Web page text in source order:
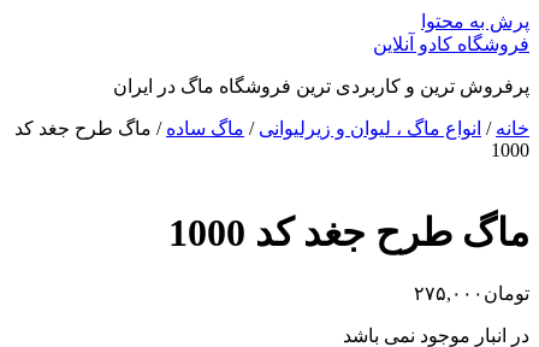
پرش به محتوا
فروشگاه کادو آنلاین
پرفروش ترین و کاربردی ترین فروشگاه ماگ در ایران
خانه / انواع ماگ ، لیوان و زیرلیوانی / ماگ ساده / ماگ طرح جغد کد
1000
ماگ طرح جغد کد 1000
تومان ۲۷۵,۰۰۰
در انبار موجود نمی باشد